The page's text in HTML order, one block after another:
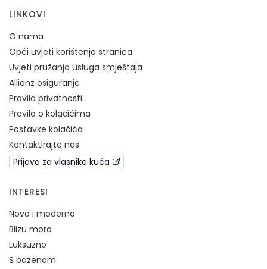
LINKOVI
O nama
Opći uvjeti korištenja stranica
Uvjeti pružanja usluga smještaja
Allianz osiguranje
Pravila privatnosti
Pravila o kolačićima
Postavke kolačića
Kontaktirajte nas
Prijava za vlasnike kuća
INTERESI
Novo i moderno
Blizu mora
Luksuzno
S bazenom